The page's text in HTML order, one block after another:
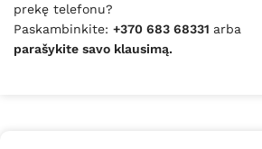
prekę telefonu?
Paskambinkite: +370 683 68331 arba
parašykite savo klausimą.